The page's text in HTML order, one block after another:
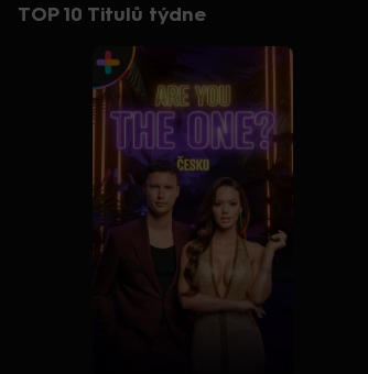
TOP 10 Titulů týdne